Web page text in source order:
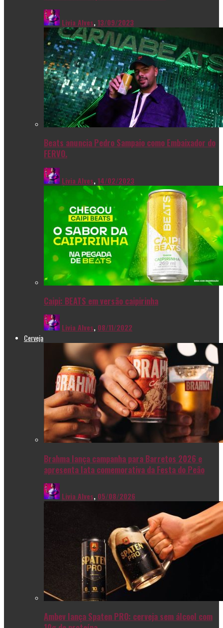
Livia Alves,13/09/2023
Beats anuncia Pedro Sampaio como Embaixador do
FERVO.
Livia Alves,14/02/2023
Caipi: BEATS em versão caipirinha
Livia Alves, 08/11/2022
Cerveja
Brahma lança campanha para Barretos 2026 e
apresenta lata comemorativa da Festa do Peão
Livia Alves, 05/08/2026
Ambev lança Spaten PRO: cerveja sem álcool com